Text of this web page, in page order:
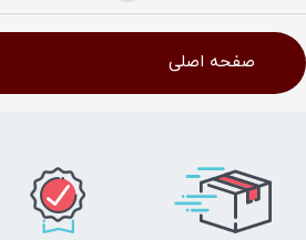
صفحه اصلی